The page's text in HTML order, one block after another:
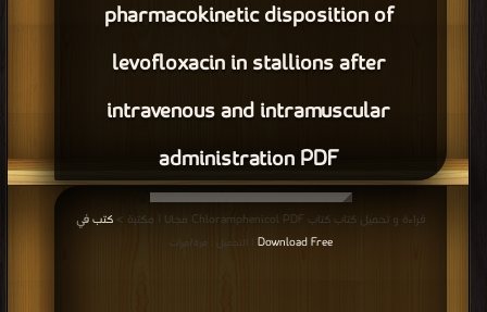
pharmacokinetic disposition of
levofloxacin in stallions after
intravenous and intramuscular
administration PDF
قراءة و تحميل كتاب كتاب Chloramphenicol PDF مجانا | مكتبة >
كتب في
Download Free
| التحميل : مرة/مرات